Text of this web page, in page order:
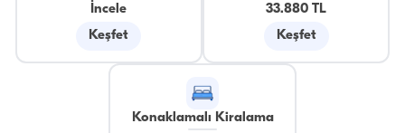
İncele
Keşfet
33.880 TL
Keşfet
Konaklamalı Kiralama